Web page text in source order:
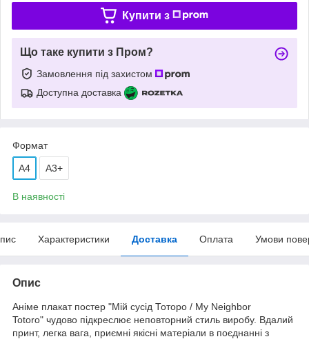
Купити з
Що таке купити з Пром?
Замовлення під захистом
Доступна доставка
Формат
A4 А3+
В наявності
Характеристики Доставка Оплата Умови
Опис
Аніме плакат постер "Мій сусід Тоторо / My Neighbor
Totoro" чудово підкреслює неповторний стиль виробу. Вдалий
принт, легка вага, приємні якісні матеріали в поєднанні з